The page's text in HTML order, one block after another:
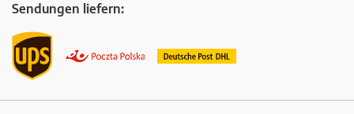
Sendungen liefern: